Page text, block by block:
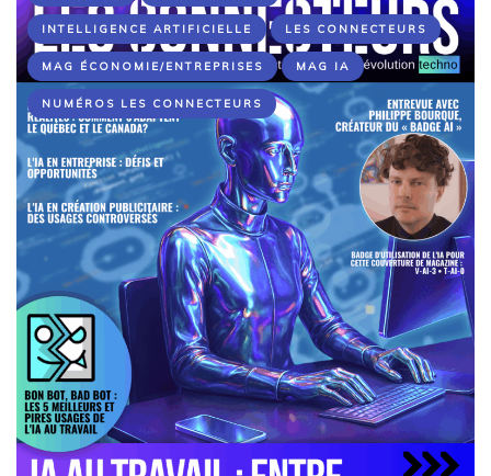
INTELLIGENCE ARTIFICIELLE LES CONNECTEURS
MAG ÉCONOMIE/ENTREPRISES MAG IA
NUMÉROS LES CONNECTEURS